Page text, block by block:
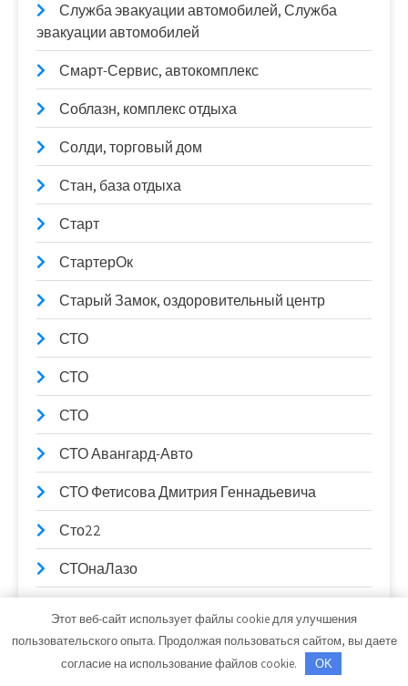
Служба эвакуации автомобилей, Служба
эвакуации автомобилей
Смарт-Сервис, автокомплекс
Соблазн, комплекс отдыха
Солди, торговый дом
Стан, база отдыха
Старт
СтартерОк
Старый Замок, оздоровительный центр
СТО
СТО
СТО
СТО Авангард-Авто
СТО Фетисова Дмитрия Геннадьевича
Сто22
СТОнаЛазо
Сундуки. Тёплые баньки
Этот веб-сайт использует файлы cookie для улучшения
пользовательского опыта. Продолжая пользоваться сайтом, вы даете
согласие на использование файлов cookie.
OK